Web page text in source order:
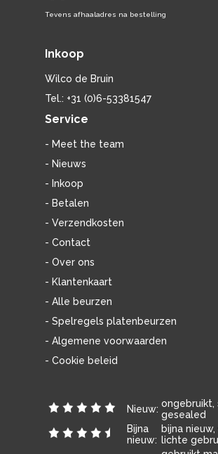
Tevens afhaaladres na bestelling
Inkoop
Wilco de Bruin
Tel.: +31 (0)6-53381547
Service
- Meet the team
- Nieuws
- Inkoop
- Betalen
- Verzendkosten
- Contact
- Over ons
- Klantenkaart
- Alle beurzen
- Spelregels platenbeurzen
- Algemene voorwaarden
- Cookie beleid
Nieuw: ongebruikt,
gesealed
Bijna
nieuw:
bijna nieuw,
lichte